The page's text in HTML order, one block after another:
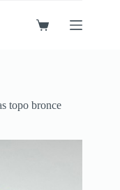
Carro
topo bronce